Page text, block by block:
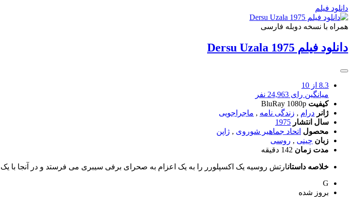
دانلود فیلم
همراه با نسخه دوبله فارسی
دانلود فیلم Dersu Uzala 1975
8.3 از 10
میانگین رای 24,963 نفر
کیفیت BluRay 1080p
ژانر درام , زندگی نامه , ماجراجویی
سال انتشار 1975
محصول اتحاد جماهیر شوروی , ژاپن
زبان چینی , روسی
مدت زمان 142 دقیقه
خلاصه داستانارتش روسیه یک اکسپلورر را به یک اعزام به صحرای برفی سیبری می فرستد و در آنجا
G
بروز‌ شده